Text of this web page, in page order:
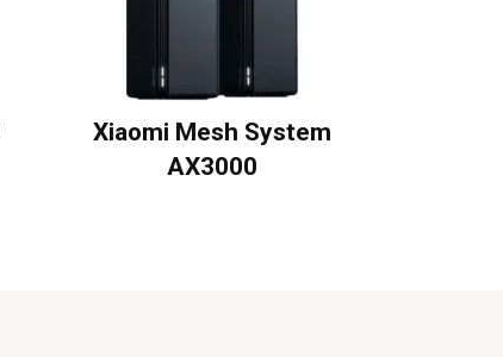
Xiaomi Mesh System
AX3000